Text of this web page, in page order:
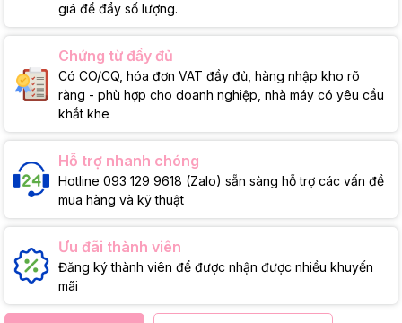
giá để đẩy số lượng.
Chứng từ đầy đủ
Có CO/CQ, hóa đơn VAT đầy đủ, hàng nhập kho rõ
ràng - phù hợp cho doanh nghiệp, nhà máy có yêu cầu
khắt khe
Hỗ trợ nhanh chóng
Hotline 093 129 9618 (Zalo) sẵn sàng hỗ trợ các vấn đề
mua hàng và kỹ thuật
Ưu đãi thành viên
Đăng ký thành viên để được nhận được nhiều khuyến
mãi